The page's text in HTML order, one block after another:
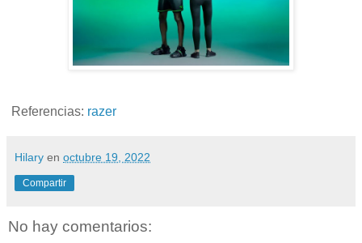
Referencias: razer
Hilary en octubre 19, 2022
Compartir
No hay comentarios: